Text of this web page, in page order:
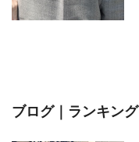
ブログ｜ランキング